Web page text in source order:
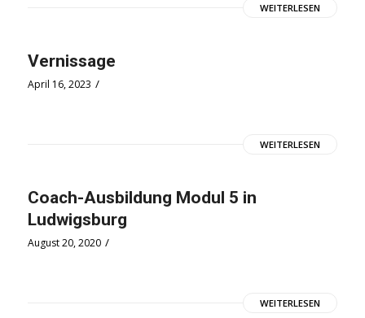
WEITERLESEN
Vernissage
April 16, 2023 /
WEITERLESEN
Coach-Ausbildung Modul 5 in
Ludwigsburg
August 20, 2020 /
WEITERLESEN